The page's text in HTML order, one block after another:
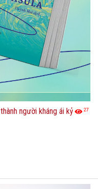
người kháng ái kỷ 27